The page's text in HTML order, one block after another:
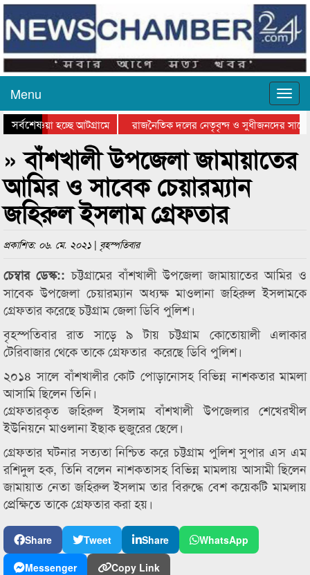
Menu
সর্বশেষ
যাওয়া হচ্ছে আটগ্রামে
রাজনৈতিক দলের নেতৃবৃন্দ ও সুধীজনদের সাথে
পুরস্কার বিতরণ সম্পন্ন
» বাঁশখালী উপজেলা জামায়াতের
আমির ও সাবেক চেয়ারম্যান
জহিরুল ইসলাম গ্রেফতার
প্রকাশিত: ০৬. মে. ২০২১ | বৃহস্পতিবার
চেম্বার ডেস্ক::চট্টগ্রামের বাঁশখালী উপজেলা জামায়াতের আমির ও
সাবেক উপজেলা চেয়ারম্যান অধ্যক্ষ মাওলানা জহিরুল ইসলামকে
গ্রেফতার করেছে চট্টগ্রাম জেলা ডিবি পুলিশ।
বৃহস্পতিবার রাত সাড়ে ৯ টায় চট্টগ্রাম কোতোয়ালী এলাকার
টেরিবাজার থেকে তাকে গ্রেফতার করেছে ডিবি পুলিশ।
২০১৪ সালে বাঁশখালীর কোট পোড়ানোসহ বিভিন্ন নাশকতার মামলা
আসামি ছিলেন তিনি।
গ্রেফতারকৃত জহিরুল ইসলাম বাঁশখালী উপজেলার শেখেরখীল
ইউনিয়নে মাওলানা ইছাক হুজুরের ছেলে।
গ্রেফতার ঘটনার সত্যতা নিশ্চিত করে চট্টগ্রাম পুলিশ সুপার এস এম
রশিদুল হক, তিনি বলেন নাশকতাসহ বিভিন্ন মামলায় আসামী ছিলেন
জামায়াত নেতা জহিরুল ইসলাম তার বিরুদ্ধে বেশ কয়েকটি মামলায়
প্রেক্ষিতে তাকে গ্রেফতার করা হয়।
Share Tweet Share
WhatsApp
Messenger
Copy Link